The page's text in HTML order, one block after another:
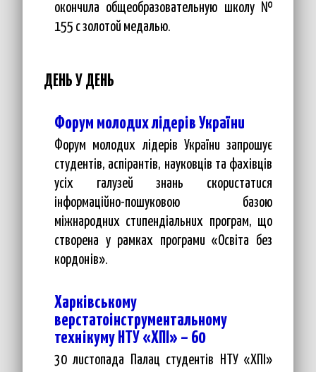
окончила общеобразовательную школу №
155 с золотой медалью.
ДЕНЬ У ДЕНЬ
Форум молодих лідерів України
Форум молодих лідерів України запрошує
студентів, аспірантів, науковців та фахівців
усіх галузей знань скористатися
інформаційно-пошуковою базою
міжнародних стипендіальних програм, що
створена у рамках програми «Освіта без
кордонів».
Харківському
верстатоінструментальному
технікуму НТУ «ХПІ» – 60
30 листопада Палац студентів НТУ «ХПІ»